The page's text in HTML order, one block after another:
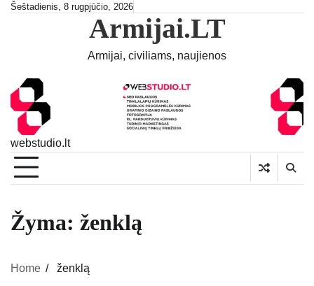
SkipŠeštadienis, 8 rugpjūčio, 2026
Armijai.LT
Armijai, civiliams, naujienos
webstudio.lt
Žyma: ženklą
Home ženklą